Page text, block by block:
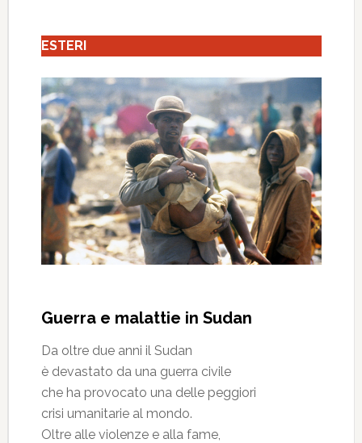
ESTERI
Guerra e malattie in Sudan
Da oltre due anni il Sudan
è devastato da una guerra civile
che ha provocato una delle peggiori
crisi umanitarie al mondo.
Oltre alle violenze e alla fame,